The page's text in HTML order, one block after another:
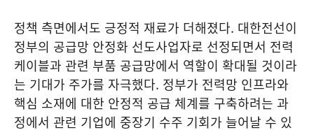
정책 측면에서도 긍정적 재료가 더해졌다. 대한전선이
정부의 공급망 안정화 선도사업자로 선정되면서 전력
케이블과 관련 부품 공급망에서 역할이 확대될 것이라
는 기대가 주가를 자극했다. 정부가 전력망 인프라와
핵심 소재에 대한 안정적 공급 체계를 구축하려는 과
정에서 관련 기업에 중장기 수주 기회가 늘어날 수 있